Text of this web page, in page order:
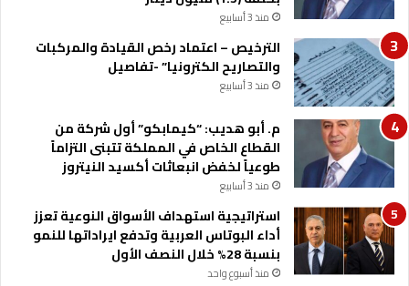
منذ 3 أسابيع
الترخيص – اعتماد رخص القيادة والمركبات
والتصاريح الكترونيا” -تفاصيل
منذ 3 أسابيع
م. أبو هديب: “كيمابكو” أول شركة من
القطاع الخاص في المملكة تتبنى التزاماً
طوعياً لخفض انبعاثات أكسيد النيتروز
منذ 3 أسابيع
استراتيجية استهداف الأسواق النوعية تعزز
أداء البوتاس العربية وتدفع ايراداتها للنمو
بنسبة 28% خلال النصف الأول
منذ أسبوع واحد